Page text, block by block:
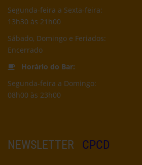
Segunda-feira a Sexta-feira:
13h30 às 21h00
Sábado, Domingo e Feriados:
Encerrado
Horário do Bar:
Segunda-feira a Domingo:
08h00 às 23h00
NEWSLETTER CPCD